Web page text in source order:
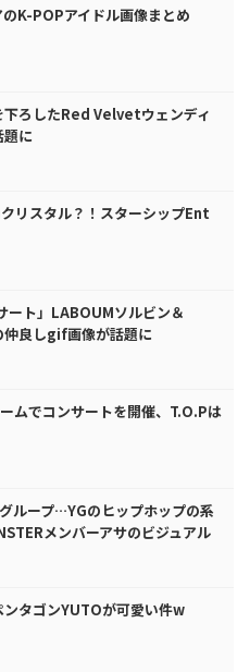
K-POPアイドル画像まとめ
下ろしたRed Velvetウェンディ
題に
リスタル？！スターシップEnt
ート」LABOUMソルビン＆
良しgif画像が話題に
ムでコンサートを開催、T.O.Pは
ループ…YGのヒップホップの系
メンバーアサのビジュアル
ンタゴンYUTOが可愛い件w